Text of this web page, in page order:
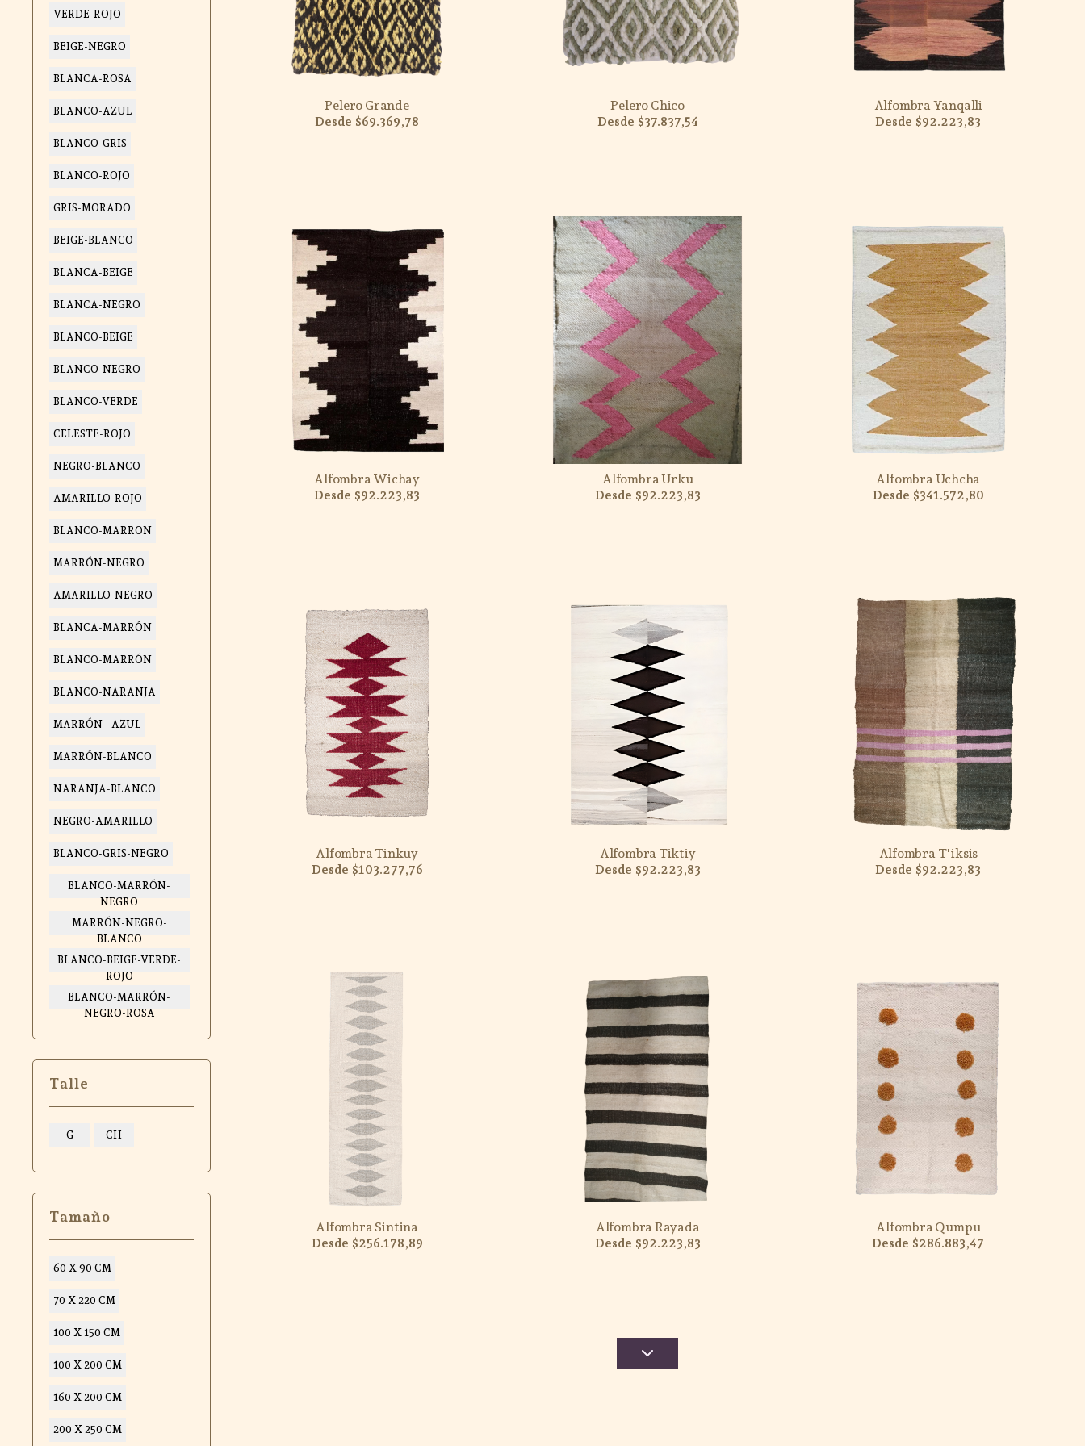
VERDE-ROJO
BEIGE-NEGRO
BLANCA-ROSA
BLANCO-AZUL
BLANCO-GRIS
BLANCO-ROJO
GRIS-MORADO
BEIGE-BLANCO
BLANCA-BEIGE
BLANCA-NEGRO
BLANCO-BEIGE
BLANCO-NEGRO
BLANCO-VERDE
CELESTE-ROJO
NEGRO-BLANCO
AMARILLO-ROJO
BLANCO-MARRON
MARRÓN-NEGRO
AMARILLO-NEGRO
BLANCA-MARRÓN
BLANCO-MARRÓN
BLANCO-NARANJA
MARRÓN - AZUL
MARRÓN-BLANCO
NARANJA-BLANCO
NEGRO-AMARILLO
BLANCO-GRIS-NEGRO
BLANCO-MARRÓN-
NEGRO
MARRÓN-NEGRO-
BLANCO
BLANCO-BEIGE-VERDE-
ROJO
BLANCO-MARRÓN-
NEGRO-ROSA
Talle
G CH
Tamaño
60 X 90 CM
70 X 220 CM
100 X 150 CM
100 X 200 CM
160 X 200 CM
200 X 250 CM
Pelero Grande
$69.369,78
Pelero Chico
$37.837,54
Alfombra Yanqalli
$92.223,83
Alfombra Wichay
$92.223,83
Alfombra Urku
$92.223,83
Alfombra Uchcha
$341.572,80
Alfombra Tinkuy
$103.277,76
Alfombra Tiktiy
$92.223,83
Alfombra T'iksis
$92.223,83
Alfombra Sintina
$256.178,89
Alfombra Rayada
$92.223,83
Alfombra Qumpu
$286.883,47